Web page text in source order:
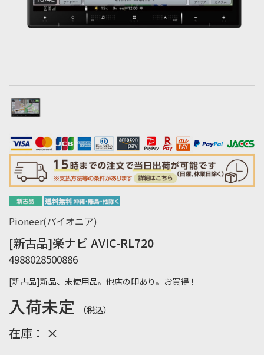
[新古品]新品、未使用品。他店の印あり。お買得！
Pioneer(パイオニア)
[新古品]楽ナビ AVIC-RL720
4988028500886
入荷未定 （税込）
在庫： ×